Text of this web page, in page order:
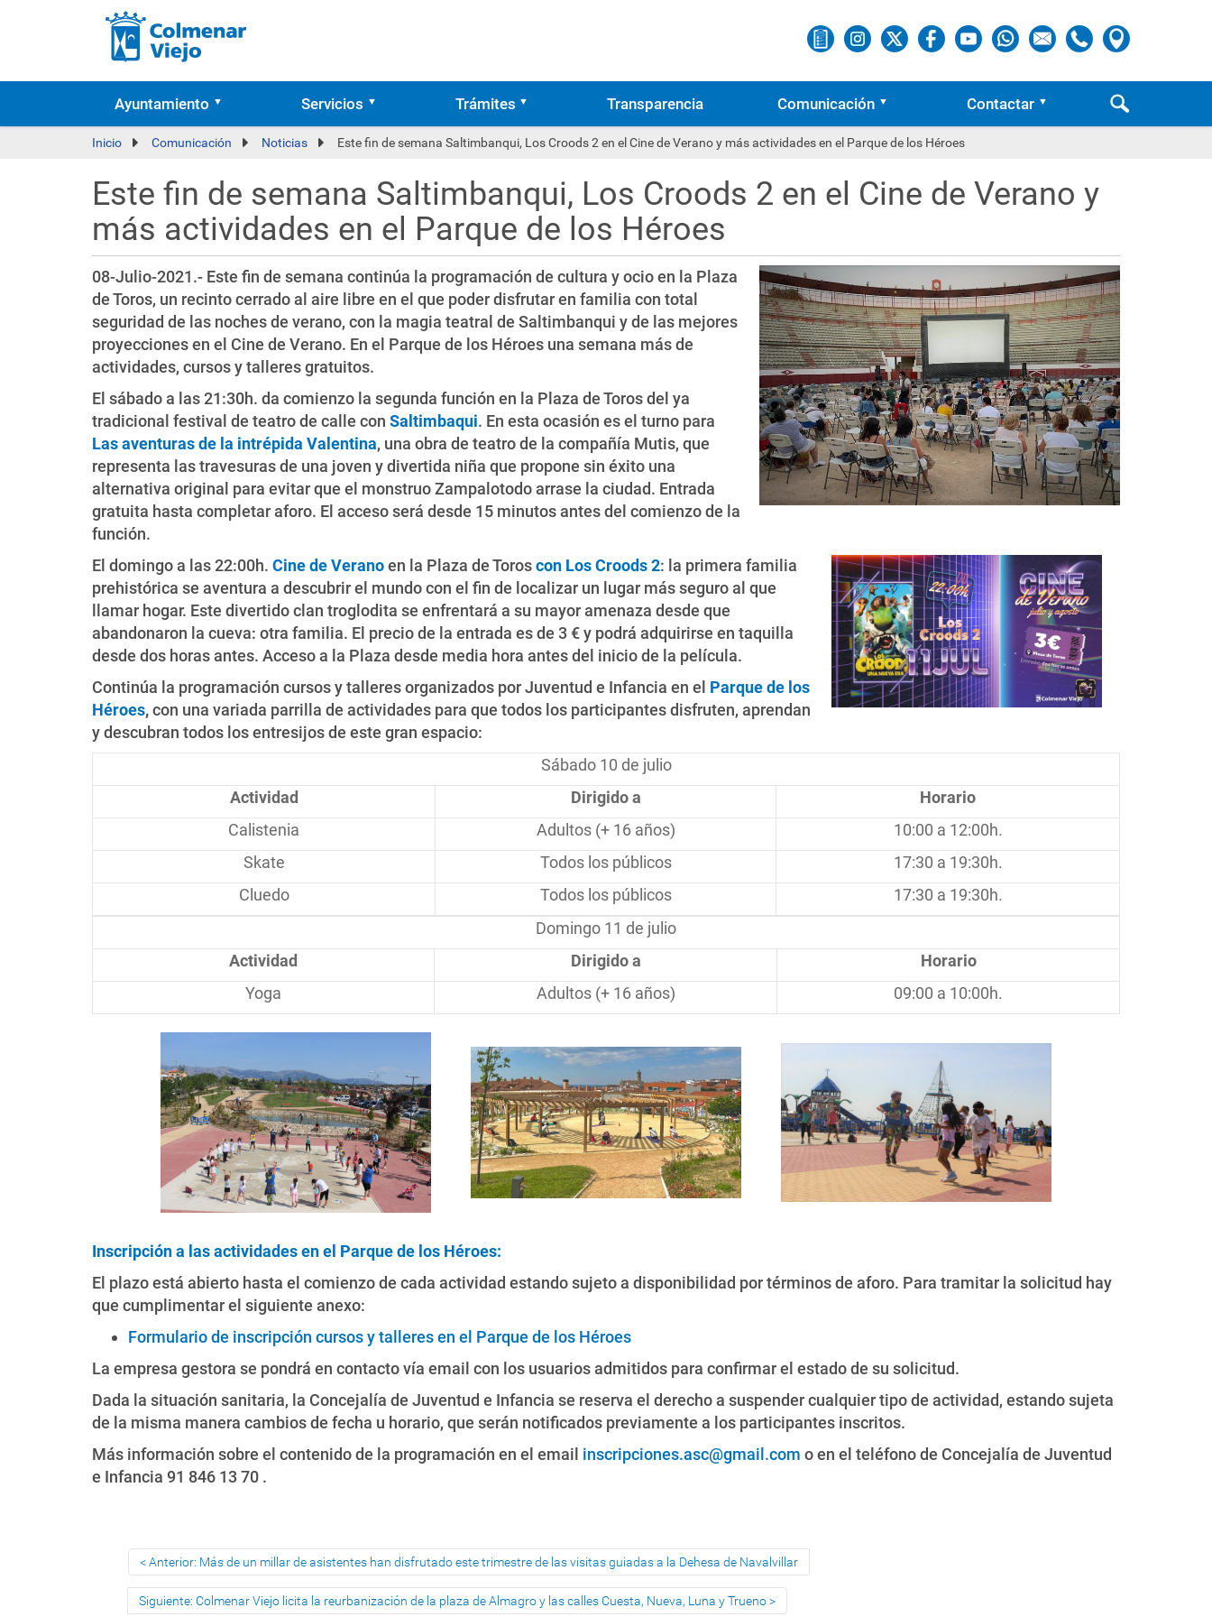
Ayuntamiento Servicios Trámites Transparencia Comunicación Contactar
Inicio Comunicación Noticias Este fin de semana Saltimbanqui, Los Croods 2 en el Cine de Verano y más actividades en el Parque de los Héroes
Este fin de semana Saltimbanqui, Los Croods 2 en el Cine de Verano y
más actividades en el Parque de los Héroes
08-Julio-2021.- Este fin de semana continúa la programación de cultura y ocio en la Plaza
de Toros, un recinto cerrado al aire libre en el que poder disfrutar en familia con total
seguridad de las noches de verano, con la magia teatral de Saltimbanqui y de las mejores
proyecciones en el Cine de Verano. En el Parque de los Héroes una semana más de
actividades, cursos y talleres gratuitos.
El sábado a las 21:30h. da comienzo la segunda función en la Plaza de Toros del ya
tradicional festival de teatro de calle con Saltimbaqui. En esta ocasión es el turno para
Las aventuras de la intrépida Valentina, una obra de teatro de la compañía Mutis, que
representa las travesuras de una joven y divertida niña que propone sin éxito una
alternativa original para evitar que el monstruo Zampalotodo arrase la ciudad. Entrada
gratuita hasta completar aforo. El acceso será desde 15 minutos antes del comienzo de la
función.
El domingo a las 22:00h. Cine de Veranoen la Plaza de Toroscon Los Croods 2: la primera familia
prehistórica se aventura a descubrir el mundo con el fin de localizar un lugar más seguro al que
llamar hogar. Este divertido clan troglodita se enfrentará a su mayor amenaza desde que
abandonaron la cueva: otra familia. El precio de la entrada es de 3 € y podrá adquirirse en taquilla
desde dos horas antes. Acceso a la Plaza desde media hora antes del inicio de la película.
Continúa la programación cursos y talleres organizados por Juventud e Infancia en el Parque de los
Héroes,con una variada parrilla de actividades para que todos los participantes disfruten, aprendan
y descubran todos los entresijos de este gran espacio:
Sábado 10 de julio
Actividad
Dirigido a
Horario
Calistenia
Adultos (+ 16 años)
10:00 a 12:00h.
Skate
Todos los públicos
17:30 a 19:30h.
Cluedo
Todos los públicos
17:30 a 19:30h.
Domingo 11 de julio
Actividad
Dirigido a
Horario
Yoga
Adultos (+ 16 años) 09:00 a 10:00h.
Inscripción a las actividades en el Parque de los Héroes:
El plazo está abierto hasta el comienzo de cada actividad estando sujeto a disponibilidad por términos de aforo. Para tramitar la solicitud hay
que cumplimentar el siguiente anexo:
Formulario de inscripción cursos y talleres en el Parque de los Héroes
La empresa gestora se pondrá en contacto vía email con los usuarios admitidos para confirmar el estado de su solicitud.
Dada la situación sanitaria, la Concejalía de Juventud e Infancia se reserva el derecho a suspender cualquier tipo de actividad, estando sujeta
de la misma manera cambios de fecha u horario, que serán notificados previamente a los participantes inscritos.
Más información sobre el contenido de la programación en el email inscripciones.asc@gmail.com o en el teléfono de Concejalía de Juventud
e Infancia 91 846 13 70 .
Anterior: Más de un millar de asistentes han disfrutado este trimestre de las visitas guiadas a la Dehesa de Navalvillar
Siguiente: Colmenar Viejo licita la reurbanización de la plaza de Almagro y las calles Cuesta, Nueva, Luna y Trueno